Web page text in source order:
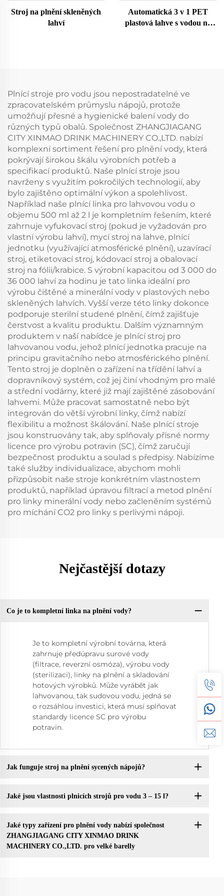
Stroj na plnění skleněných
lahví
Automatická 3 v 1 PET
plastová lahve s vodou na
Plnící stroje pro vodu jsou nepostradatelné ve
zpracovatelském průmyslu nápojů, protože
umožňují přesné a hygienické balení vody do
různých typů obalů. Společnost ZHANGJIAGANG
CITY XINMAO DRINK MACHINERY CO.,LTD. nabízí
komplexní sortiment řešení pro plnění vody, která
pokrývají širokou škálu výrobních potřeb a
specifikací produktů. Naše plnící stroje jsou
navrženy s využitím pokročilých technologií, aby
bylo zajištěno optimální výkon a spolehlivost.
Například naše plnící linka pro lahvovou vodu o
objemu 500 ml až 2 l je kompletním řešením, které
zahrnuje vyfukovací stroj (pokud je vyžadován pro
vlastní výrobu lahví), mycí stroj na lahve, plnící
jednotku (využívající atmosférické plnění), uzavírací
stroj, etiketovací stroj, kódovací stroj a obalovací
stroj na fólii/krabice. S výrobní kapacitou od 3 000 do
36 000 lahví za hodinu je tato linka ideální pro
výrobu čištěné a minerální vody v plastových nebo
skleněných lahvích. Vyšší verze této linky dokonce
podporuje sterilní studené plnění, čímž zajišťuje
čerstvost a kvalitu produktu. Dalším významným
produktem v naší nabídce je plnící stroj pro
lahvovanou vodu, jehož plnící jednotka pracuje na
principu gravitačního nebo atmosférického plnění.
Tento stroj je doplněn o zařízení na třídění lahví a
dopravníkový systém, což jej činí vhodným pro malé
a střední vodárny, které již mají zajištěné zásobování
lahvemi. Může pracovat samostatně nebo být
integrován do větší výrobní linky, čímž nabízí
flexibilitu a možnost škálování. Naše plnící stroje
jsou konstruovány tak, aby splňovaly přísné normy
licence pro výrobu potravin (SC), čímž zaručují
bezpečnost produktu a soulad s předpisy. Nabízíme
také služby individualizace, abychom mohli
přizpůsobit naše stroje konkrétním vlastnostem
produktů, například úpravou filtrací a metod plnění
pro linky minerální vody nebo začleněním systémů
pro míchání CO2 pro linky s perlivými nápoji.
Nejčastější dotazy
Co je to kompletní linka na plnění vody?
Je to kompletní výrobní továrna, která
zahrnuje předúpravu surové vody
(filtrace, reverzní osmóza), výrobu vody
(sterilizaci), linky na plnění a skladování
hotových výrobků. Může vyrábět jak
lahvovanou, tak sudovou vodu, jedná se
o rozsáhlou investici, která musí splňovat
standardy licence SC pro výrobu
potravin.
Jak funguje stroj na plnění sycených nápojů?
Jaké jsou vlastnosti plnicích strojů pro vodu 3 – 15 l?
Jaké typy zařízení pro plnění vody nabízí společnost
ZHANGJIAGANG CITY XINMAO DRINK
MACHINERY CO.,LTD. pro velké barelly